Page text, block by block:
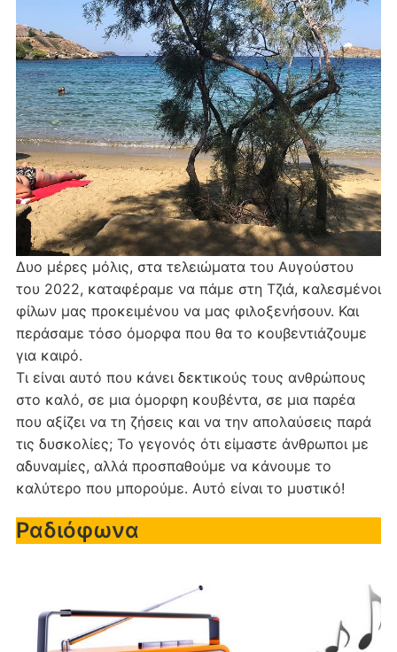
Δυο μέρες μόλις, στα τελειώματα του Αυγούστου
του 2022, καταφέραμε να πάμε στη Τζιά, καλεσμένοι
φίλων μας προκειμένου να μας φιλοξενήσουν. Και
περάσαμε τόσο όμορφα που θα το κουβεντιάζουμε
για καιρό.
Τι είναι αυτό που κάνει δεκτικούς τους ανθρώπους
στο καλό, σε μια όμορφη κουβέντα, σε μια παρέα
που αξίζει να τη ζήσεις και να την απολαύσεις παρά
τις δυσκολίες; Το γεγονός ότι είμαστε άνθρωποι με
αδυναμίες, αλλά προσπαθούμε να κάνουμε το
καλύτερο που μπορούμε. Αυτό είναι το μυστικό!
Ραδιόφωνα